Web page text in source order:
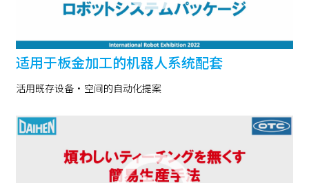
适用于板金加工的机器人系统配套
活用既存设备・空间的自动化提案